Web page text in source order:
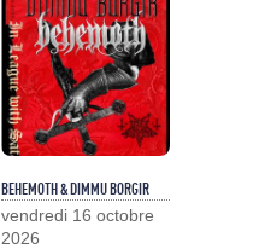
BEHEMOTH & DIMMU BORGIR
vendredi 16 octobre
2026